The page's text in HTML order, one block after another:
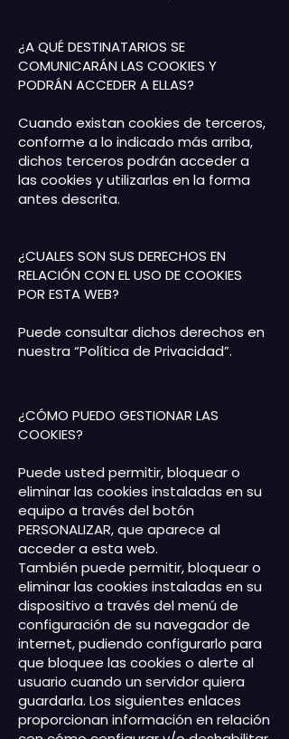
¿A QUÉ DESTINATARIOS SE
COMUNICARÁN LAS COOKIES Y
PODRÁN ACCEDER A ELLAS?
Cuando existan cookies de terceros,
conforme a lo indicado más arriba,
dichos terceros podrán acceder a
las cookies y utilizarlas en la forma
antes descrita.
¿CUALES SON SUS DERECHOS EN
RELACIÓN CON EL USO DE COOKIES
POR ESTA WEB?
Puede consultar dichos derechos en
nuestra “Política de Privacidad”.
¿CÓMO PUEDO GESTIONAR LAS
COOKIES?
Puede usted permitir, bloquear o
eliminar las cookies instaladas en su
equipo a través del botón
PERSONALIZAR, que aparece al
acceder a esta web.
También puede permitir, bloquear o
eliminar las cookies instaladas en su
dispositivo a través del menú de
configuración de su navegador de
internet, pudiendo configurarlo para
que bloquee las cookies o alerte al
usuario cuando un servidor quiera
guardarla. Los siguientes enlaces
proporcionan información en relación